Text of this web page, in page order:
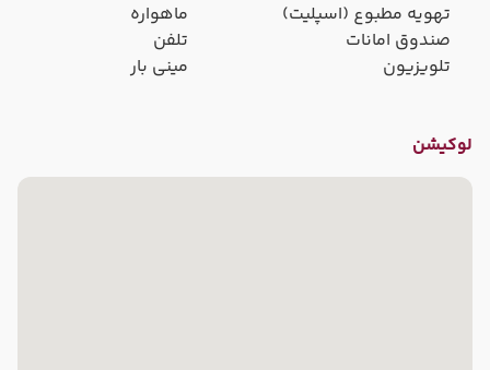
تهویه مطبوع (اسپلیت)
صندوق امانات
تلویزیون
ماهواره
تلفن
مینی بار
لوکیشن